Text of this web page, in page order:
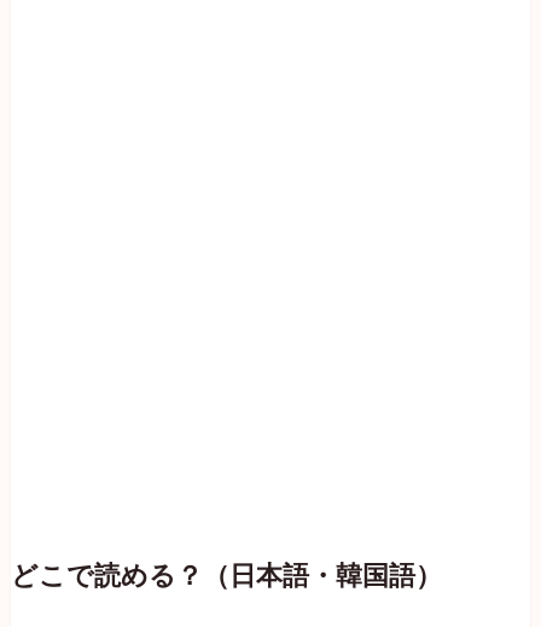
どこで読める？（日本語・韓国語）